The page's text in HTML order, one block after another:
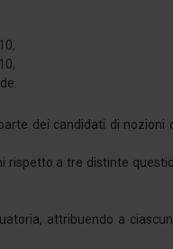
dei candidati di
rispetto a tre distinte
attribuendo a